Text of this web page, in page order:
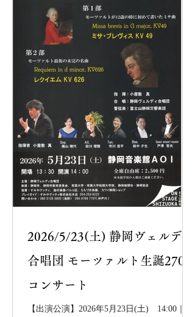
2026/5/23(土) 静岡ヴェルディ
合唱団 モーツァルト生誕270年
コンサート
【出演公演】2026年5月23日(土) 14:00｜静